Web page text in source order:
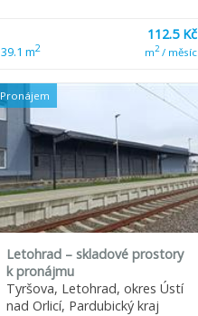
39.1 m2
112.5 Kč
m2/ měsíc
Pronájem
Letohrad – skladové prostory
k pronájmu
Tyršova, Letohrad, okres Ústí
nad Orlicí, Pardubický kraj